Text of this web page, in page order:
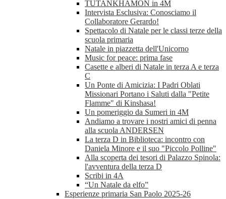
TUTANKHAMON in 4M
Intervista Esclusiva: Conosciamo il
Collaboratore Gerardo!
Spettacolo di Natale per le classi terze della
scuola primaria
Natale in piazzetta dell'Unicorno
Music for peace: prima fase
Casette e alberi di Natale in terza A e terza
C
Un Ponte di Amicizia: I Padri Oblati
Missionari Portano i Saluti dalla "Petite
Flamme" di Kinshasa!
Un pomeriggio da Sumeri in 4M
Andiamo a trovare i nostri amici di penna
alla scuola ANDERSEN
La terza D in Biblioteca: incontro con
Daniela Minore e il suo "Piccolo Polline"
Alla scoperta dei tesori di Palazzo Spinola:
l'avventura della terza D
Scribi in 4A
“Un Natale da elfo”
Esperienze primaria San Paolo 2025-26